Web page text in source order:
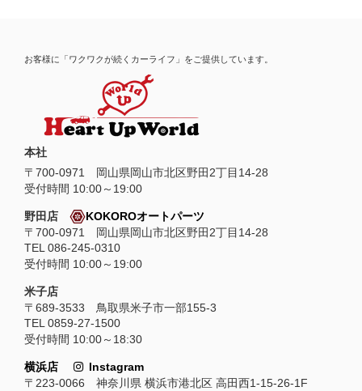
お客様に「ワクワクが続くカーライフ」をご提供しています。
本社
〒 700-0971 岡山県岡山市北区野田2丁目14-28
受付時間 10:00～19:00
野田店
KOKOROオートパーツ
〒700-0971 岡山県岡山市北区野田2丁目14-28
TEL 086-245-0310
受付時間 10:00～19:00
米子店
〒689-3533 鳥取県米子市一部155-3
TEL 0859-27-1500
受付時間 10:00～18:30
横浜店
Instagram
〒223-0066 神奈川県 横浜市港北区 高田西1-15-26-1F